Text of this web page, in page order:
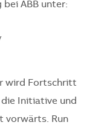
bei ABB unter:
wird Fortschritt
Initiative und
vorwärts. Run